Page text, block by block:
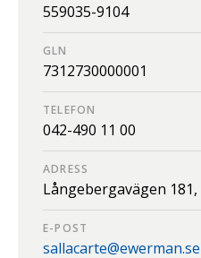
559035-9104
GLN
7312730000001
TELEFON
042-490 11 00
ADRESS
Långebergavägen 181,
E-POST
sallacarte@ewerman.se